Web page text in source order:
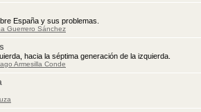
España y sus problemas.
Guerrero Sánchez
hacia la séptima generación de la izquierda.
Armesilla Conde